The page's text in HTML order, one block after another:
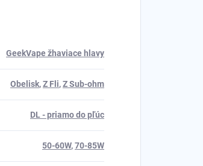
GeekVape žhaviace hlavy
Obelisk,Z Fli,Z Sub-ohm
DL - priamo do pľúc
50-60W,70-85W